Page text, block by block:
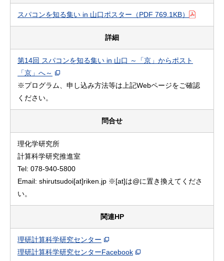
スパコンを知る集い in 山口ポスター （PDF 769.1KB）
詳細
第14回 スパコンを知る集い in 山口 ～「京」からポスト
「京」へ～
※プログラム、申し込み方法等は上記Webページをご確認
ください。
問合せ
理化学研究所
計算科学研究推進室
Tel: 078-940-5800
Email: shirutsudoi[at]riken.jp ※[at]は@に置き換えてくださ
い。
関連HP
理研計算科学研究センター
理研計算科学研究センターFacebook